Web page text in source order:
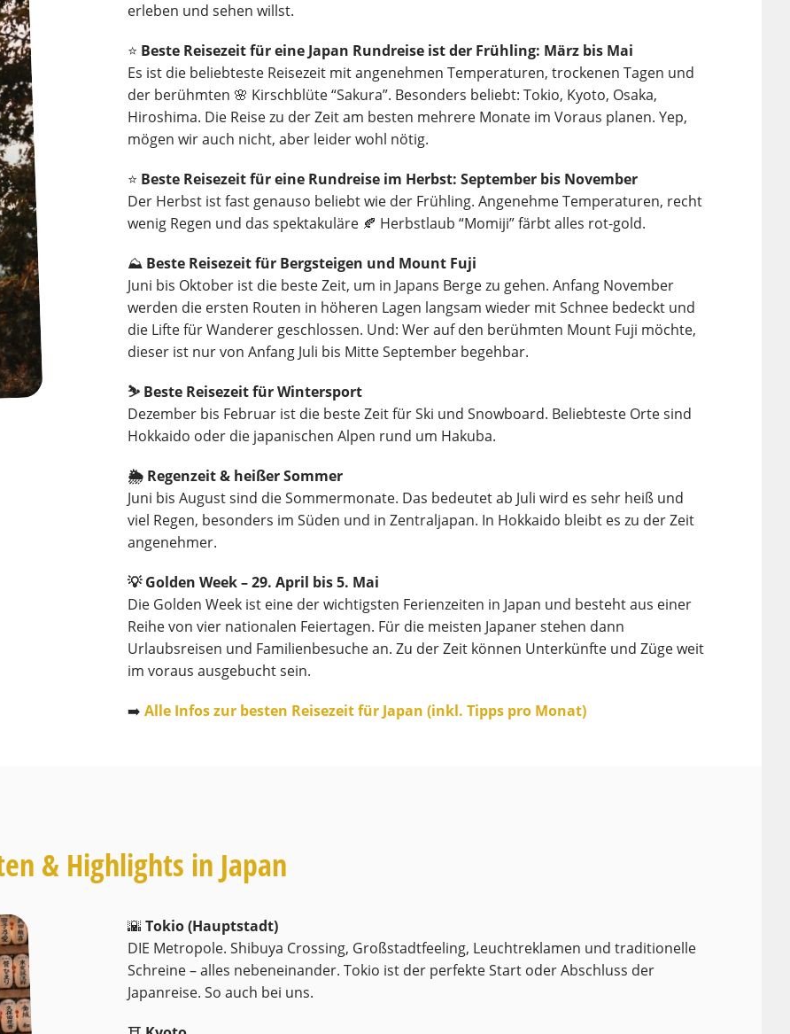
erleben und sehen willst.
⭐️ Beste Reisezeit für eine Japan Rundreise ist der Frühling: März bis Mai
Es ist die beliebteste Reisezeit mit angenehmen Temperaturen, trockenen Tagen und
der berühmten 🌸 Kirschblüte “Sakura”. Besonders beliebt: Tokio, Kyoto, Osaka,
Hiroshima. Die Reise zu der Zeit am besten mehrere Monate im Voraus planen. Yep,
mögen wir auch nicht, aber leider wohl nötig.
⭐️ Beste Reisezeit für eine Rundreise im Herbst: September bis November
Der Herbst ist fast genauso beliebt wie der Frühling. Angenehme Temperaturen, recht
wenig Regen und das spektakuläre 🍂 Herbstlaub “Momiji” färbt alles rot-gold.
⛰️ Beste Reisezeit für Bergsteigen und Mount Fuji
Juni bis Oktober ist die beste Zeit, um in Japans Berge zu gehen. Anfang November
werden die ersten Routen in höheren Lagen langsam wieder mit Schnee bedeckt und
die Lifte für Wanderer geschlossen. Und: Wer auf den berühmten Mount Fuji möchte,
dieser ist nur von Anfang Juli bis Mitte September begehbar.
⛷️ Beste Reisezeit für Wintersport
Dezember bis Februar ist die beste Zeit für Ski und Snowboard. Beliebteste Orte sind
Hokkaido oder die japanischen Alpen rund um Hakuba.
🌦️ Regenzeit & heißer Sommer
Juni bis August sind die Sommermonate. Das bedeutet ab Juli wird es sehr heiß und
viel Regen, besonders im Süden und in Zentraljapan. In Hokkaido bleibt es zu der Zeit
angenehmer.
💡 Golden Week – 29. April bis 5. Mai
Die Golden Week ist eine der wichtigsten Ferienzeiten in Japan und besteht aus einer
Reihe von vier nationalen Feiertagen. Für die meisten Japaner stehen dann
Urlaubsreisen und Familienbesuche an. Zu der Zeit können Unterkünfte und Züge weit
im voraus ausgebucht sein.
➡️ Alle Infos zur besten Reisezeit für Japan (inkl. Tipps pro Monat)
& Highlights in Japan
🌇 Tokio (Hauptstadt)
DIE Metropole. Shibuya Crossing, Großstadtfeeling, Leuchtreklamen und traditionelle
Schreine – alles nebeneinander. Tokio ist der perfekte Start oder Abschluss der
Japanreise. So auch bei uns.